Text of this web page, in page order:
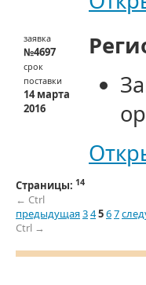
заявка
№4697
срок
поставки
14 марта
2016
Страницы: 14
← Ctrl
предыдущая34567
Ctrl →